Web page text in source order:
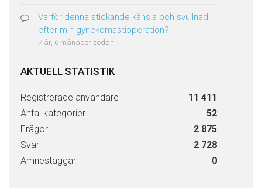
Varför denna stickande känsla och svullnad
efter min gynekomastioperation?
7 år, 6 månader sedan
AKTUELL STATISTIK
Registrerade användare
11 411
Antal kategorier
52
Frågor
2 875
Svar
2 728
Ämnestaggar
0